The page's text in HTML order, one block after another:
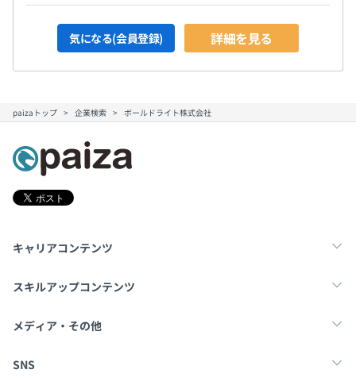
気になる(会員登録) 詳細を見る
paizaトップ 企業検索 ボールドライト株式会社
キャリアコンテンツ
転職・キャリア
スキルアップコンテンツ
学習
メディア・その他
Tech Team Journal
SNS